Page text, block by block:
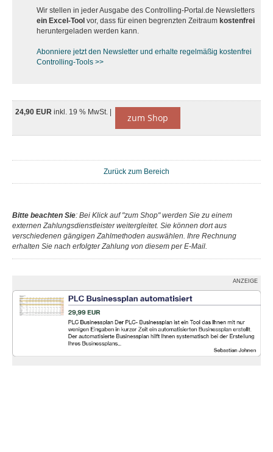
Wir stellen in jeder Ausgabe des Controlling-Portal.de Newsletters
ein Excel-Tool vor, dass für einen begrenzten Zeitraum kostenfrei
heruntergeladen werden kann.
Abonniere jetzt den Newsletter und erhalte regelmäßig kostenfrei
Controlling-Tools >>
24,90 EUR inkl. 19 % MwSt. | zum Shop
Zurück zum Bereich
Bitte beachten Sie: Bei Klick auf "zum Shop" werden Sie zu einem
externen Zahlungsdienstleister weitergleitet. Sie können dort aus
verschiedenen gängigen Zahlmethoden auswählen. Ihre Rechnung
erhalten Sie nach erfolgter Zahlung von diesem per E-Mail.
ANZEIGE